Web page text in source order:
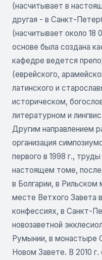
(насчитывает в
другая - в Санкт-
(насчитывает около 18
основе была создана
кафедре ведется
(еврейского,
латинского и
историческом,
литературном и
Другим направлением
организация
первого в 1998 г.,
настоящем томе,
в Болгарии, в
месте Ветхого Завета
конфессиях, в Санкт-
новозаветной
Румынии, в монастыре
Новом Завете. В 2010